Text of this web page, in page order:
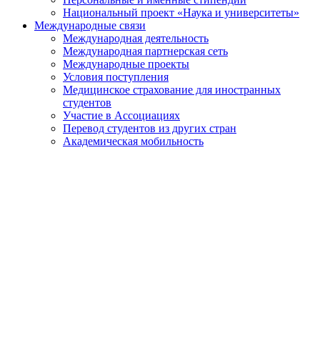
Национальный проект «Наука и университеты»
Международные связи
Международная деятельность
Международная партнерская сеть
Международные проекты
Условия поступления
Медицинское страхование для иностранных
студентов
Участие в Ассоциациях
Перевод студентов из других стран
Академическая мобильность